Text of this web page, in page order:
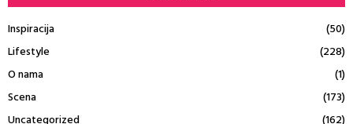
Inspiracija
(50)
Lifestyle
(228)
O nama
(1)
Scena
(173)
Uncategorized
(162)